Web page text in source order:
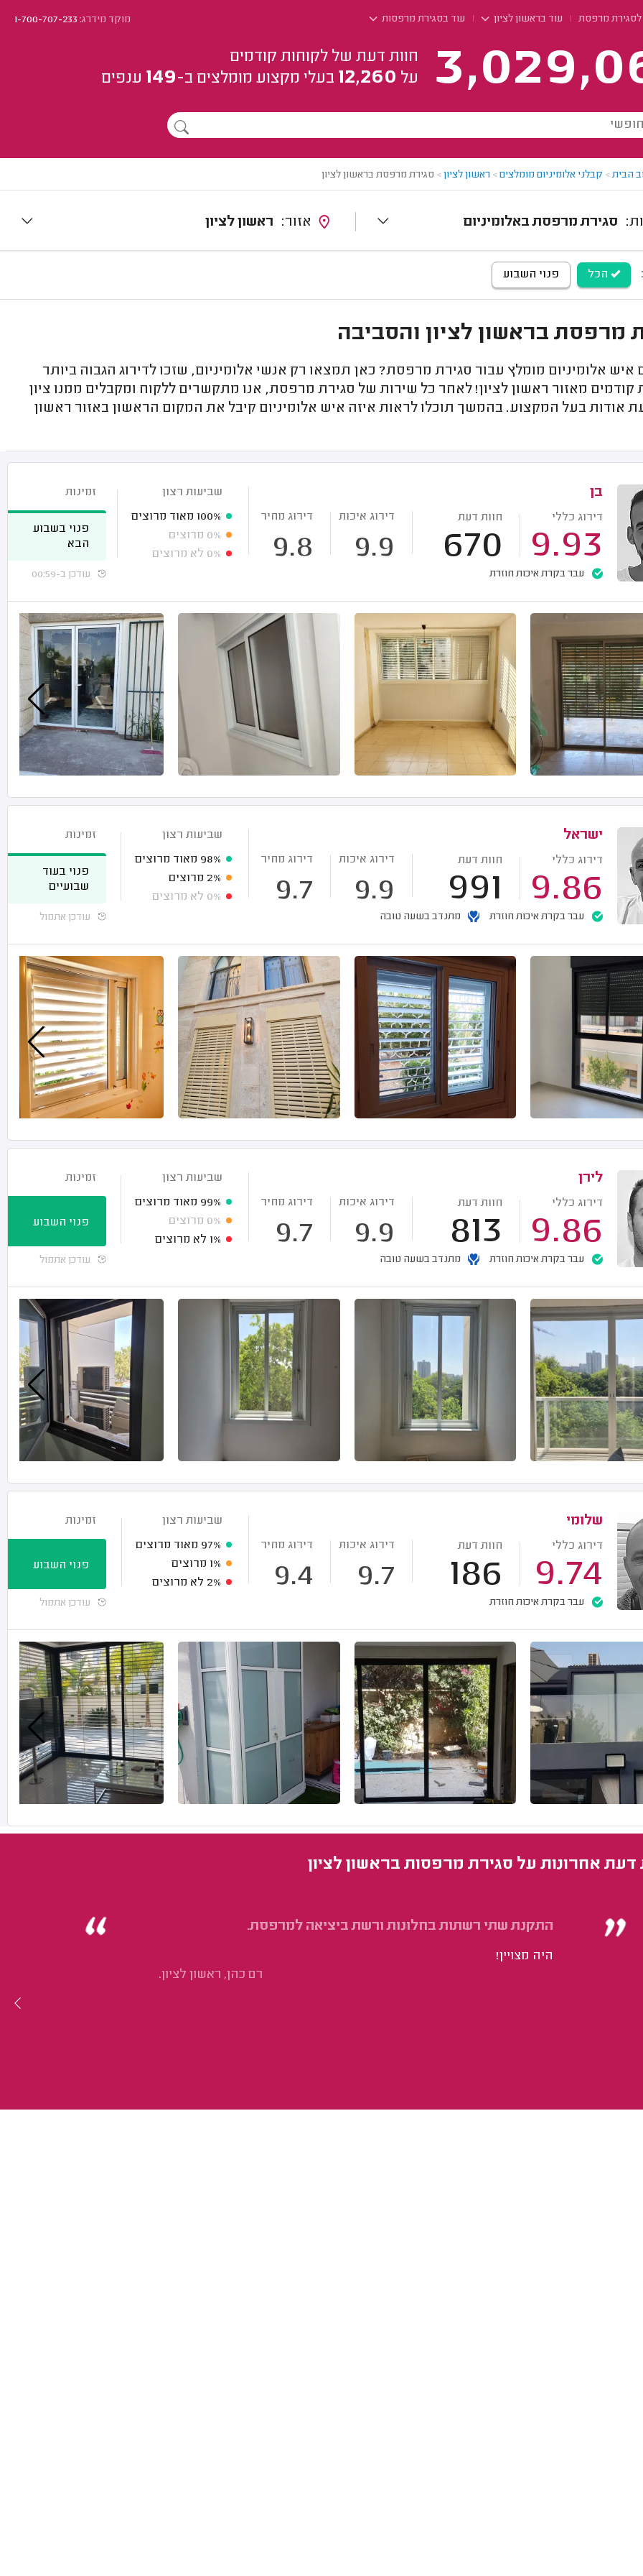
מרפסת עוד בראשון לציון עוד בסגירת מרפסות מוקד מידרג:1-700-707-233
חוות דעת של לקוחות קודמים
על 12,260 בעלי מקצוע מומלצים ב-149 ענפים
הבית> קבלני אלומיניום מומלצים> ראשון לציון> סגירת מרפסת בראשון לציון
סגירת מרפסת באלומיניום ראשון לציון
הכל פנוי השבוע
מרפסת בראשון לציון והסביבה
אלומיניום מומלץ עבור סגירת מרפסת? כאן תמצאו רק אנשי אלומיניום, שזכו לדירוג הגבוה ביותר
קודמים מאזור ראשון לציון! לאחר כל שירות של סגירת מרפסת, אנו מתקשרים ללקוח ומקבלים ממנו ציון
אודות בעל המקצוע. בהמשך תוכלו לראות איזה איש אלומיניום קיבל את המקום הראשון באזור ראשון
בן
דירוג כללי
9.93
חוות דעת
670
דירוג איכות
9.9
דירוג מחיר
9.8
עבר בקרת איכות חוזרת
שביעות רצון
100% מאוד מרוצים
0% מרוצים
0% לא מרוצים
זמינות
פנוי בשבוע
הבא
עודכן ב-00:59
ישראל
דירוג כללי
9.86
חוות דעת
991
דירוג איכות
9.9
דירוג מחיר
9.7
עבר בקרת איכות חוזרת מתנדב בשעה טובה
שביעות רצון
98% מאוד מרוצים
2% מרוצים
0% לא מרוצים
זמינות
פנוי בעוד
שבועיים
עודכן אתמול
לירן
דירוג כללי
9.86
חוות דעת
813
דירוג איכות
9.9
דירוג מחיר
9.7
עבר בקרת איכות חוזרת מתנדב בשעה טובה
שביעות רצון
99% מאוד מרוצים
0% מרוצים
1% לא מרוצים
זמינות
פנוי השבוע
עודכן אתמול
שלומי
דירוג כללי
9.74
חוות דעת
186
דירוג איכות
9.7
דירוג מחיר
9.4
עבר בקרת איכות חוזרת
שביעות רצון
97% מאוד מרוצים
1% מרוצים
2% לא מרוצים
זמינות
פנוי השבוע
עודכן אתמול
דעת אחרונות על סגירת מרפסות בראשון לציון
התקנת שתי רשתות בחלונות ורשת ביציאה למרפסת.
היה מצויין!
רם כהן, ראשון לציון.